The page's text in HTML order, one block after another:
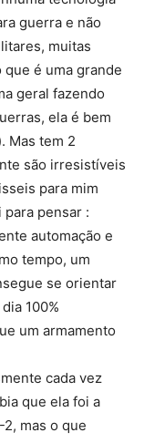
guerra e não
muitas
que é uma grande
geral fazendo
ela é bem
Mas tem 2
são irresistíveis
para mim
pensar :
automação e
tempo, um
se orientar
100%
um armamento
cada vez
que ela foi a
mas o que